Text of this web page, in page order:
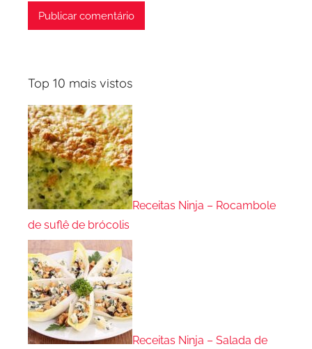
Top 10 mais vistos
Receitas Ninja – Rocambole
de suflê de brócolis
Receitas Ninja – Salada de